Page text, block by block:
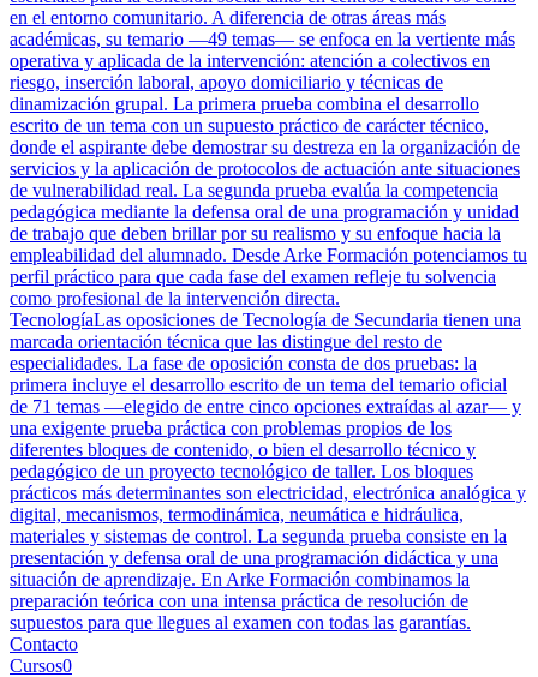
en el entorno comunitario. A diferencia de otras áreas más
académicas, su temario —49 temas— se enfoca en la vertiente más
operativa y aplicada de la intervención: atención a colectivos en
riesgo, inserción laboral, apoyo domiciliario y técnicas de
dinamización grupal. La primera prueba combina el desarrollo
escrito de un tema con un supuesto práctico de carácter técnico,
donde el aspirante debe demostrar su destreza en la organización de
servicios y la aplicación de protocolos de actuación ante situaciones
de vulnerabilidad real. La segunda prueba evalúa la competencia
pedagógica mediante la defensa oral de una programación y unidad
de trabajo que deben brillar por su realismo y su enfoque hacia la
empleabilidad del alumnado. Desde Arke Formación potenciamos tu
perfil práctico para que cada fase del examen refleje tu solvencia
como profesional de la intervención directa.
TecnologíaLas oposiciones de Tecnología de Secundaria tienen una
marcada orientación técnica que las distingue del resto de
especialidades. La fase de oposición consta de dos pruebas: la
primera incluye el desarrollo escrito de un tema del temario oficial
de 71 temas —elegido de entre cinco opciones extraídas al azar— y
una exigente prueba práctica con problemas propios de los
diferentes bloques de contenido, o bien el desarrollo técnico y
pedagógico de un proyecto tecnológico de taller. Los bloques
prácticos más determinantes son electricidad, electrónica analógica y
digital, mecanismos, termodinámica, neumática e hidráulica,
materiales y sistemas de control. La segunda prueba consiste en la
presentación y defensa oral de una programación didáctica y una
situación de aprendizaje. En Arke Formación combinamos la
preparación teórica con una intensa práctica de resolución de
supuestos para que llegues al examen con todas las garantías.
Contacto
Cursos0